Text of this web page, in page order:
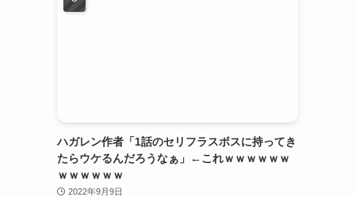
ハガレン作者「1話のセリフラスボスに持ってき
たらウケるんだろうなぁ」←これｗｗｗｗｗｗ
ｗｗｗｗｗｗ
2022年9月9日